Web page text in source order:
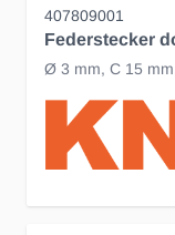
407809001
Federstecker
Ø 3 mm, C 15